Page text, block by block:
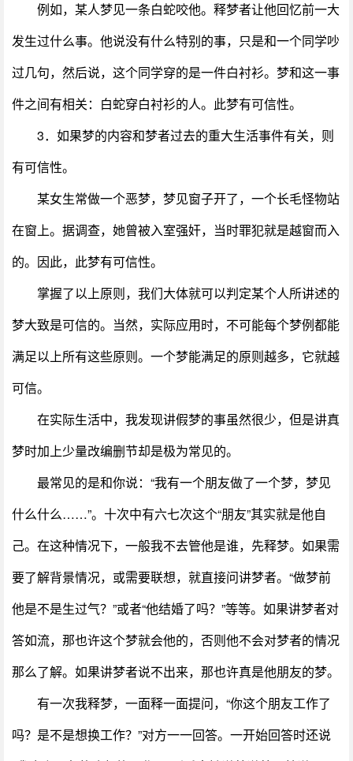
例如，某人梦见一条白蛇咬他。释梦者让他回忆前一大
发生过什么事。他说没有什么特别的事，只是和一个同学吵
过几句，然后说，这个同学穿的是一件白衬衫。梦和这一事
件之间有相关：白蛇穿白衬衫的人。此梦有可信性。
3．如果梦的内容和梦者过去的重大生活事件有关，则
有可信性。
某女生常做一个恶梦，梦见窗子开了，一个长毛怪物站
在窗上。据调查，她曾被入室强奸，当时罪犯就是越窗而入
的。因此，此梦有可信性。
掌握了以上原则，我们大体就可以判定某个人所讲述的
梦大致是可信的。当然，实际应用时，不可能每个梦例都能
满足以上所有这些原则。一个梦能满足的原则越多，它就越
可信。
在实际生活中，我发现讲假梦的事虽然很少，但是讲真
梦时加上少量改编删节却是极为常见的。
最常见的是和你说：“我有一个朋友做了一个梦，梦见
什么什么……”。十次中有六七次这个“朋友”其实就是他自
己。在这种情况下，一般我不去管他是谁，先释梦。如果需
要了解背景情况，或需要联想，就直接问讲梦者。“做梦前
他是不是生过气？”或者“他结婚了吗？”等等。如果讲梦者对
答如流，那也许这个梦就会他的，否则他不会对梦者的情况
那么了解。如果讲梦者说不出来，那也许真是他朋友的梦。
有一次我释梦，一面释一面提问，“你这个朋友工作了
吗？是不是想换工作？”对方一一回答。一开始回答时还说